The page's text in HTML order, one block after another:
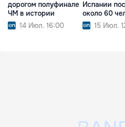
дорогом полуфинале
ЧМ в истории
14 Июл. 16:00
Испании
около 60
15 Июл.